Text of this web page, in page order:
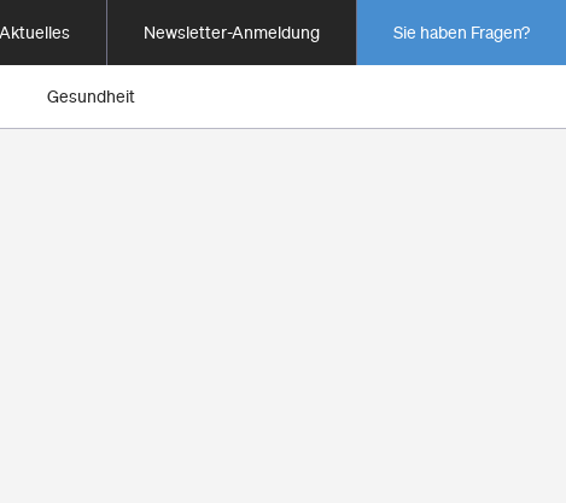
Aktuelles Newsletter-Anmeldung Sie haben Fragen?
Gesundheit